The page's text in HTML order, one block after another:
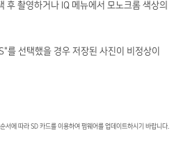
후 촬영하거나 IQ 메뉴에서 모노크롬 색상의
를 선택했을 경우 저장된 사진이 비정상이
서에 따라 SD 카드를 이용하여 펌웨어를 업데이트하시기 바랍니다.